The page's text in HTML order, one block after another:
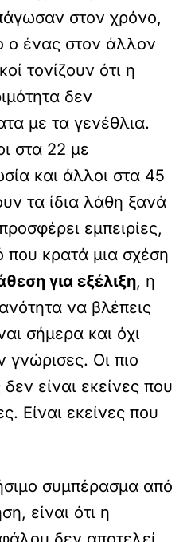
στον χρόνο,
ένας στον άλλον
τονίζουν ότι η
δεν
με τα γενέθλια.
στα 22 με
και άλλοι στα 45
τα ίδια λάθη ξανά
εμπειρίες,
που κρατά μια σχέση
για εξέλιξη, η
να βλέπεις
σήμερα και όχι
γνώρισες. Οι πιο
είναι εκείνες που
Είναι εκείνες που
συμπέρασμα από
είναι ότι η